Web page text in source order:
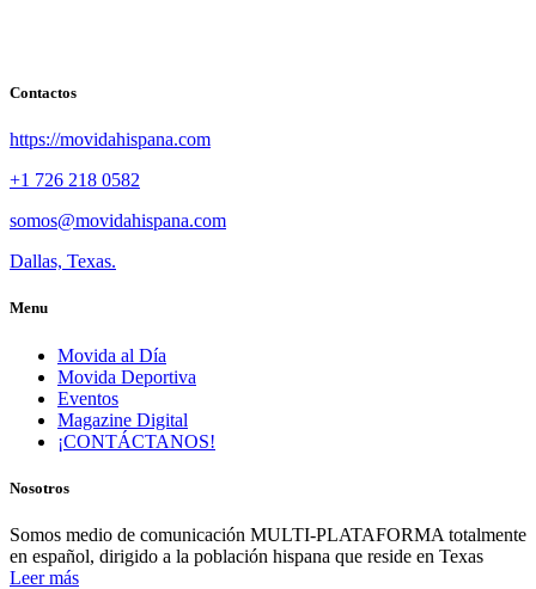
Contactos
https://movidahispana.com
+1 726 218 0582
somos@movidahispana.com
Dallas, Texas.
Menu
Movida al Día
Movida Deportiva
Eventos
Magazine Digital
¡CONTÁCTANOS!
Nosotros
Somos medio de comunicación MULTI-PLATAFORMA totalmente
en español, dirigido a la población hispana que reside en Texas
Leer más